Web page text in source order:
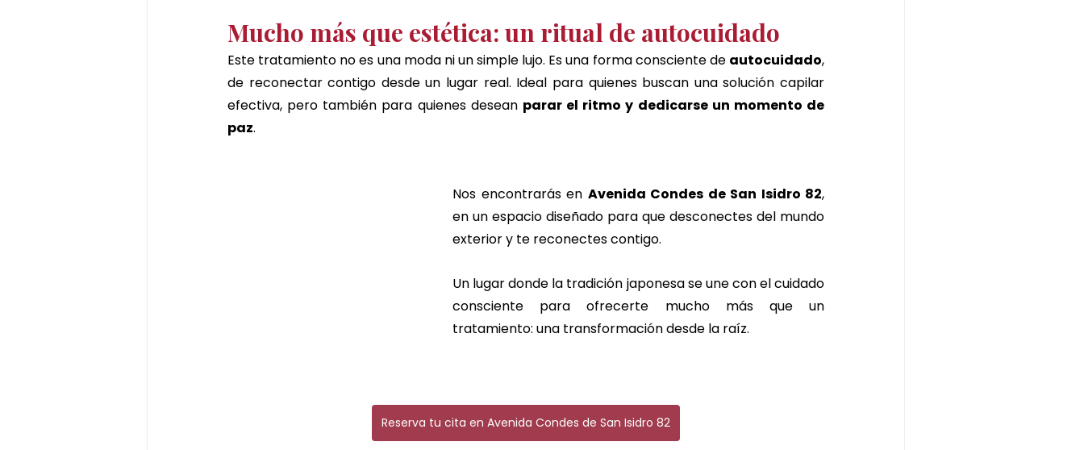
Mucho más que estética: un ritual de autocuidado
Este tratamiento no es una moda ni un simple lujo. Es una forma consciente de autocuidado,
de reconectar contigo desde un lugar real. Ideal para quienes buscan una solución capilar
efectiva, pero también para quienes desean parar el ritmo y dedicarse un momento de
paz.
Nos encontrarás en Avenida Condes de San Isidro 82,
en un espacio diseñado para que desconectes del mundo
exterior y te reconectes contigo.
Un lugar donde la tradición japonesa se une con el cuidado
consciente para ofrecerte mucho más que un
tratamiento: una transformación desde la raíz.
Reserva tu cita en Avenida Condes de San Isidro 82